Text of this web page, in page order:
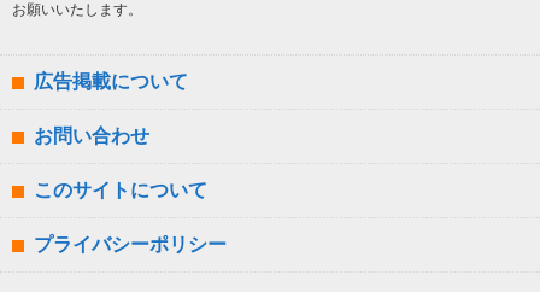
お願いいたします。
広告掲載について
お問い合わせ
このサイトについて
プライバシーポリシー